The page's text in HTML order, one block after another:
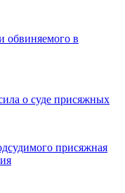
обвиняемого в
о суде присяжных
присяжная